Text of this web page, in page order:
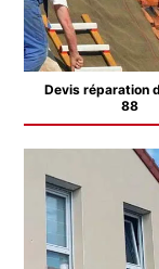
Devis réparation
88